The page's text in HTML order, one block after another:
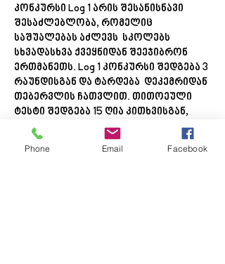
კონკურსი Log 1 არის შესანისნავი
შესაძლებლობა, რომელიც
საშუალებას აძლევს სკოლებს
სხვადასხვა ქვეყნიდან შეეჯიბრონ
ერთმანეთს. Log 1 კონკურსი შედგება 3
რაუნდისგან და ტარდება დეკემრიდან
თებერვლის ჩათვლით. თითოეული
ტესტი შედგება 15 ღია კითხვისგან,
რომელიც უნდა შესრულდეს 30 წუთში
კალკულატორის გამოყენების
გარეშე. 1 და 2 რაუნდის პასუხები
Phone Email Facebook